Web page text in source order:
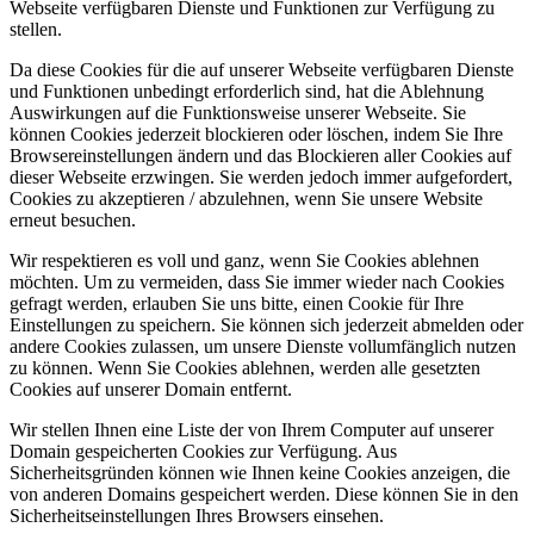
Webseite verfügbaren Dienste und Funktionen zur Verfügung zu
stellen.
Da diese Cookies für die auf unserer Webseite verfügbaren Dienste
und Funktionen unbedingt erforderlich sind, hat die Ablehnung
Auswirkungen auf die Funktionsweise unserer Webseite. Sie
können Cookies jederzeit blockieren oder löschen, indem Sie Ihre
Browsereinstellungen ändern und das Blockieren aller Cookies auf
dieser Webseite erzwingen. Sie werden jedoch immer aufgefordert,
Cookies zu akzeptieren / abzulehnen, wenn Sie unsere Website
erneut besuchen.
Wir respektieren es voll und ganz, wenn Sie Cookies ablehnen
möchten. Um zu vermeiden, dass Sie immer wieder nach Cookies
gefragt werden, erlauben Sie uns bitte, einen Cookie für Ihre
Einstellungen zu speichern. Sie können sich jederzeit abmelden oder
andere Cookies zulassen, um unsere Dienste vollumfänglich nutzen
zu können. Wenn Sie Cookies ablehnen, werden alle gesetzten
Cookies auf unserer Domain entfernt.
Wir stellen Ihnen eine Liste der von Ihrem Computer auf unserer
Domain gespeicherten Cookies zur Verfügung. Aus
Sicherheitsgründen können wie Ihnen keine Cookies anzeigen, die
von anderen Domains gespeichert werden. Diese können Sie in den
Sicherheitseinstellungen Ihres Browsers einsehen.